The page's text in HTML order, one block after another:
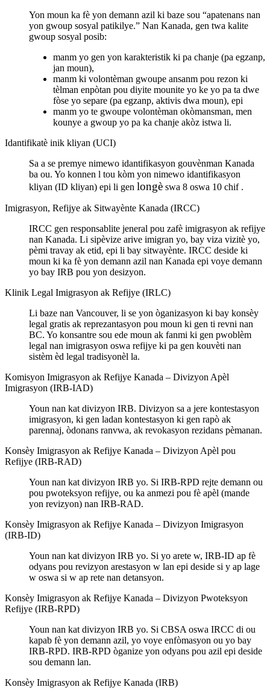
Yon moun ka fè yon demann azil ki baze sou “apatenans nan
yon gwoup sosyal patikilye.” Nan Kanada, gen twa kalite
gwoup sosyal posib:
manm yo gen yon karakteristik ki pa chanje (pa egzanp,
jan moun),
manm ki volontèman gwoupe ansanm pou rezon ki
tèlman enpòtan pou diyite mounite yo ke yo pa ta dwe
fòse yo separe (pa egzanp, aktivis dwa moun), epi
manm yo te gwoupe volontèman okòmansman, men
kounye a gwoup yo pa ka chanje akòz istwa li.
Idantifikatè inik kliyan (UCI)
Sa a se premye nimewo idantifikasyon gouvènman Kanada
ba ou. Yo konnen l tou kòm yon nimewo idantifikasyon
kliyan (ID kliyan) epi li gen longè swa 8 oswa 10 chif .
Imigrasyon, Refijye ak Sitwayènte Kanada (IRCC)
IRCC gen responsablite jeneral pou zafè imigrasyon ak refijye
nan Kanada. Li sipèvize arive imigran yo, bay viza vizitè yo,
pèmi travay ak etid, epi li bay sitwayènte. IRCC deside ki
moun ki ka fè yon demann azil nan Kanada epi voye demann
yo bay IRB pou yon desizyon.
Klinik Legal Imigrasyon ak Refijye (IRLC)
Li baze nan Vancouver, li se yon òganizasyon ki bay konsèy
legal gratis ak reprezantasyon pou moun ki gen ti revni nan
BC. Yo konsantre sou ede moun ak fanmi ki gen pwoblèm
legal nan imigrasyon oswa refijye ki pa gen kouvèti nan
sistèm èd legal tradisyonèl la.
Komisyon Imigrasyon ak Refijye Kanada – Divizyon Apèl
Imigrasyon (IRB-IAD)
Youn nan kat divizyon IRB. Divizyon sa a jere kontestasyon
imigrasyon, ki gen ladan kontestasyon ki gen rapò ak
parennaj, òdonans ranvwa, ak revokasyon rezidans pèmanan.
Konsèy Imigrasyon ak Refijye Kanada – Divizyon Apèl pou
Refijye (IRB-RAD)
Youn nan kat divizyon IRB yo. Si IRB-RPD rejte demann ou
pou pwoteksyon refijye, ou ka anmezi pou fè apèl (mande
yon revizyon) nan IRB-RAD.
Konsèy Imigrasyon ak Refijye Kanada – Divizyon Imigrasyon
(IRB-ID)
Youn nan kat divizyon IRB yo. Si yo arete w, IRB-ID ap fè
odyans pou revizyon arestasyon w lan epi deside si y ap lage
w oswa si w ap rete nan detansyon.
Konsèy Imigrasyon ak Refijye Kanada – Divizyon Pwoteksyon
Refijye (IRB-RPD)
Youn nan kat divizyon IRB yo. Si CBSA oswa IRCC di ou
kapab fè yon demann azil, yo voye enfòmasyon ou yo bay
IRB-RPD. IRB-RPD òganize yon odyans pou azil epi deside
sou demann lan.
Konsèy Imigrasyon ak Refijye Kanada (IRB)